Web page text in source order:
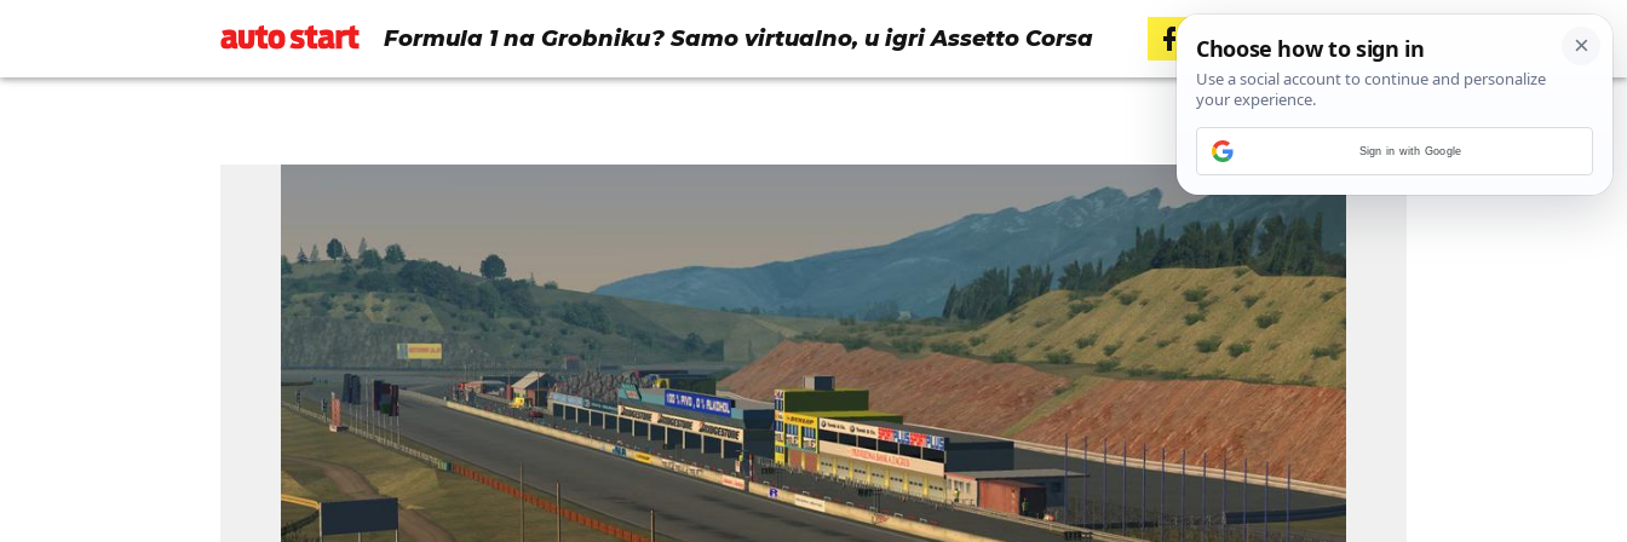
Formula 1 na Grobniku? Samo virtualno, u igri Assetto Corsa
Sign in with Google